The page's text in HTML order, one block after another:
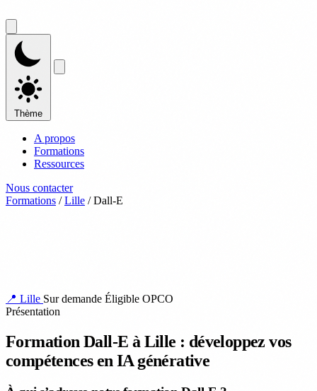
Thème
A propos
Formations
Ressources
Nous contacter
Formations / Lille / Dall-E
📍 Lille Sur demande Éligible OPCO
Présentation
Formation Dall-E à Lille : développez vos
compétences en IA générative